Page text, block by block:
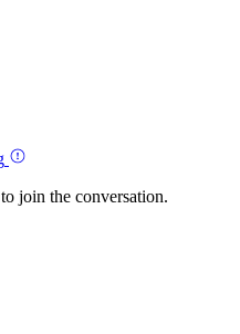
to join the conversation.